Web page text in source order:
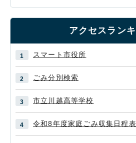
アクセスラン
スマート市役所
ごみ分別検索
市立川越高等学校
令和8年度家庭ごみ収集日程表